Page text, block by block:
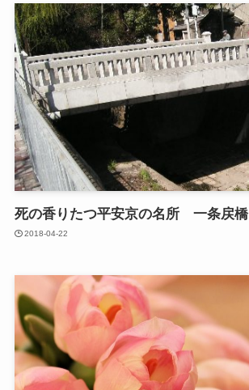
死の香りたつ平安京の名所 一条戻橋
2018-04-22